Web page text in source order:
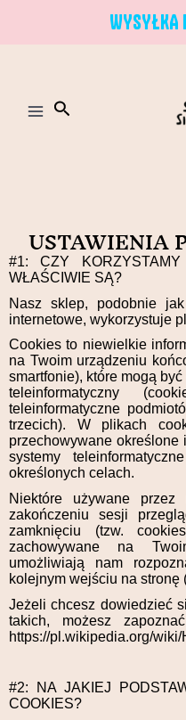
WYSYŁKA
Szukaj
USTAWIENIA
#1: CZY
WŁAŚCIWIE SĄ?
Nasz sklep, podobnie
internetowe, wykorzystuje
Cookies to niewielkie
na Twoim urządzeniu
smartfonie), które mogą
teleinformatyczny
teleinformatyczne
trzecich). W plikach
przechowywane określone
systemy
określonych celach.
Niektóre używane
zakończeniu sesji
zamknięciu (tzw.
zachowywane na
umożliwiają nam
kolejnym wejściu na stronę
Jeżeli chcesz dowiedzieć
takich, możesz
https://pl.wikipedia.org/
#2: NA JAKIEJ
COOKIES?